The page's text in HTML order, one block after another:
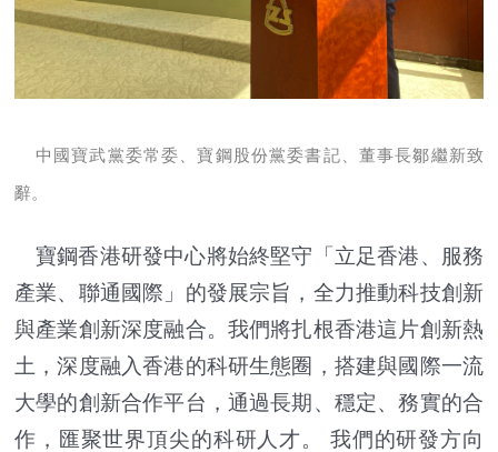
中國寶武黨委常委、寶鋼股份黨委書記、董事長鄒繼新致
辭。
寶鋼香港研發中心將始終堅守「立足香港、服務
產業、聯通國際」的發展宗旨，全力推動科技創新
與產業創新深度融合。我們將扎根香港這片創新熱
土，深度融入香港的科研生態圈，搭建與國際一流
大學的創新合作平台，通過長期、穩定、務實的合
作，匯聚世界頂尖的科研人才。 我們的研發方向